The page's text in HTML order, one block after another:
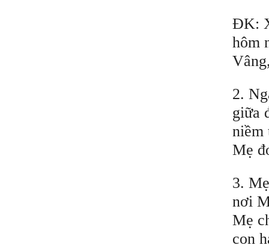
ĐK:
hôm
2.
giữa
niềm
Mẹ
3.
nơi
Mẹ
con